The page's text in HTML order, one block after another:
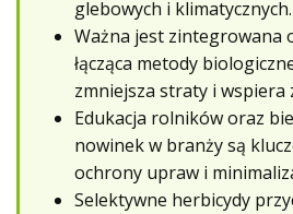
glebowych i klimatycznych.
Ważna jest zintegrowana
łącząca metody
zmniejsza straty i wspiera
Edukacja rolników oraz
nowinek w branży są
ochrony upraw i
Selektywne herbicydy